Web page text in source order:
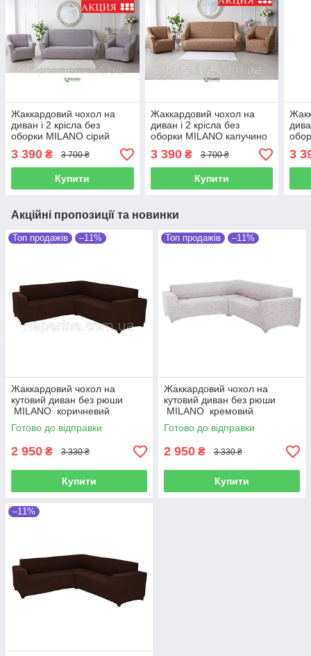
Жаккардовий чохол на
диван і 2 крісла без
оборки MILANO сірий
3 390 ₴ 3 700 ₴
Купити
Жаккардовий чохол на
диван і 2 крісла без
оборки MILANO капучино
3 390₴ 3 700 ₴
Купити
3
Акційні пропозиції та новинки
Топ продажів –11%
Жаккардовий чохол на
кутовий диван без рюши
MILANO коричневий
Готово до відправки
2 950 ₴ 3 330 ₴
Купити
Топ продажів –11%
Жаккардовий чохол на
кутовий диван без рюши
MILANO кремовий
Готово до відправки
2 950 ₴ 3 330 ₴
Купити
–11%